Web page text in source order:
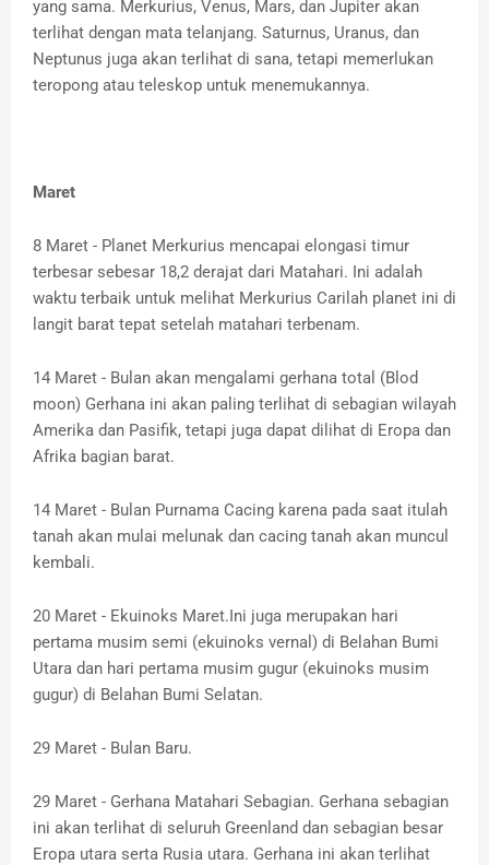
yang sama. Merkurius, Venus, Mars, dan Jupiter akan
terlihat dengan mata telanjang. Saturnus, Uranus, dan
Neptunus juga akan terlihat di sana, tetapi memerlukan
teropong atau teleskop untuk menemukannya.
Maret
8 Maret - Planet Merkurius mencapai elongasi timur
terbesar sebesar 18,2 derajat dari Matahari. Ini adalah
waktu terbaik untuk melihat Merkurius Carilah planet ini di
langit barat tepat setelah matahari terbenam.
14 Maret - Bulan akan mengalami gerhana total (Blod
moon) Gerhana ini akan paling terlihat di sebagian wilayah
Amerika dan Pasifik, tetapi juga dapat dilihat di Eropa dan
Afrika bagian barat.
14 Maret - Bulan Purnama Cacing karena pada saat itulah
tanah akan mulai melunak dan cacing tanah akan muncul
kembali.
20 Maret - Ekuinoks Maret.Ini juga merupakan hari
pertama musim semi (ekuinoks vernal) di Belahan Bumi
Utara dan hari pertama musim gugur (ekuinoks musim
gugur) di Belahan Bumi Selatan.
29 Maret - Bulan Baru.
29 Maret - Gerhana Matahari Sebagian. Gerhana sebagian
ini akan terlihat di seluruh Greenland dan sebagian besar
Eropa utara serta Rusia utara. Gerhana ini akan terlihat